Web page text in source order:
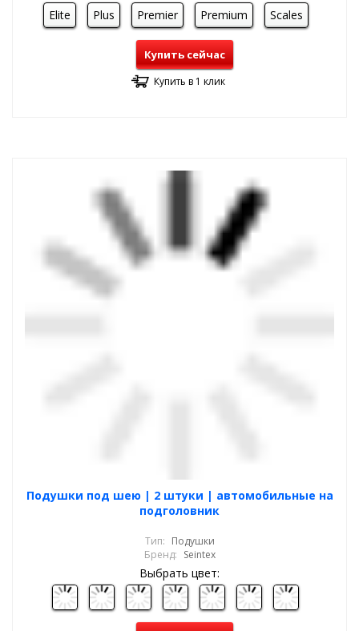
Elite
Plus Premier Premium Scales
Купить сейчас
Купить в 1 клик
Подушки под шею | 2 штуки | автомобильные на
подголовник
Тип: Подушки
Бренд: Seintex
Выбрать цвет: